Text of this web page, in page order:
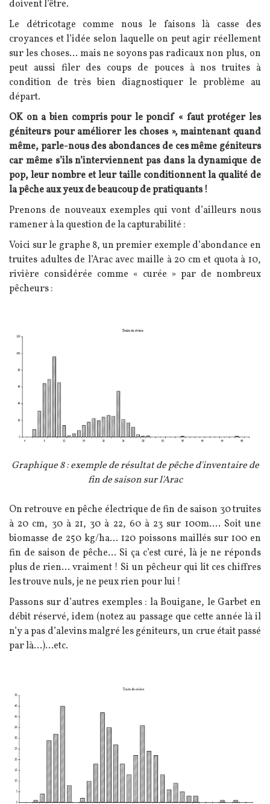
doivent l’être.
Le détricotage comme nous le faisons là casse des
croyances et l’idée selon laquelle on peut agir réellement
sur les choses… mais ne soyons pas radicaux non plus, on
peut aussi filer des coups de pouces à nos truites à
condition de très bien diagnostiquer le problème au
départ.
OK on a bien compris pour le poncif « faut protéger les
géniteurs pour améliorer les choses », maintenant quand
même, parle-nous des abondances de ces même géniteurs
car même s’ils n’interviennent pas dans la dynamique de
pop, leur nombre et leur taille conditionnent la qualité de
la pêche aux yeux de beaucoup de pratiquants !
Prenons de nouveaux exemples qui vont d’ailleurs nous
ramener à la question de la capturabilité :
Voici sur le graphe 8, un premier exemple d’abondance en
truites adultes de l’Arac avec maille à 20 cm et quota à 10,
rivière considérée comme « curée » par de nombreux
pêcheurs :
Légende
Graphique 8 : exemple de résultat de pêche d'inventaire de
fin de saison sur l'Arac
Texte
On retrouve en pêche électrique de fin de saison 30 truites
à 20 cm, 30 à 21, 30 à 22, 60 à 23 sur 100m…. Soit une
biomasse de 250 kg/ha… 120 poissons maillés sur 100 en
fin de saison de pêche… Si ça c’est curé, là je ne réponds
plus de rien… vraiment ! Si un pêcheur qui lit ces chiffres
les trouve nuls, je ne peux rien pour lui !
Passons sur d’autres exemples : la Bouigane, le Garbet en
débit réservé, idem (notez au passage que cette année là il
n’y a pas d’alevins malgré les géniteurs, un crue était passé
par là…)...etc.